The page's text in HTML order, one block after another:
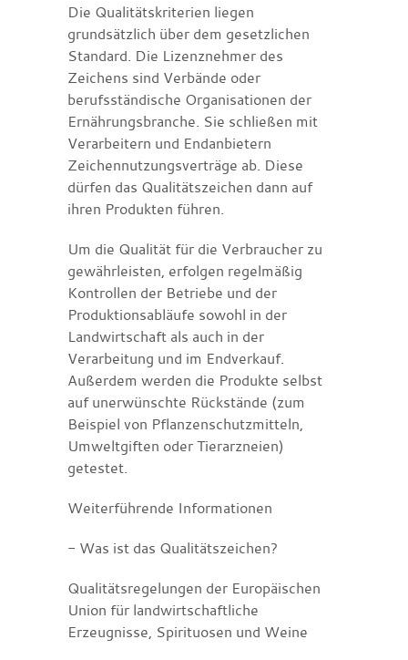
Die Qualitätskriterien liegen
grundsätzlich über dem gesetzlichen
Standard. Die Lizenznehmer des
Zeichens sind Verbände oder
berufsständische Organisationen der
Ernährungsbranche. Sie schließen mit
Verarbeitern und Endanbietern
Zeichennutzungsverträge ab. Diese
dürfen das Qualitätszeichen dann auf
ihren Produkten führen.
Um die Qualität für die Verbraucher zu
gewährleisten, erfolgen regelmäßig
Kontrollen der Betriebe und der
Produktionsabläufe sowohl in der
Landwirtschaft als auch in der
Verarbeitung und im Endverkauf.
Außerdem werden die Produkte selbst
auf unerwünschte Rückstände (zum
Beispiel von Pflanzenschutzmitteln,
Umweltgiften oder Tierarzneien)
getestet.
Weiterführende Informationen
- Was ist das Qualitätszeichen?
Qualitätsregelungen der Europäischen
Union für landwirtschaftliche
Erzeugnisse, Spirituosen und Weine